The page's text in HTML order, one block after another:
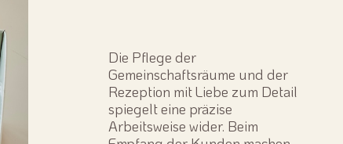
Die Pflege der
Gemeinschaftsräume und der
Rezeption mit Liebe zum Detail
spiegelt eine präzise
Arbeitsweise wider. Beim